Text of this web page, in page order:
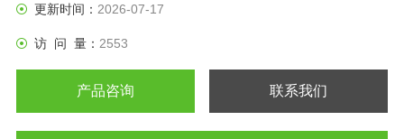
更新时间： 2026-07-17
访 问 量： 2553
产品咨询 联系我们